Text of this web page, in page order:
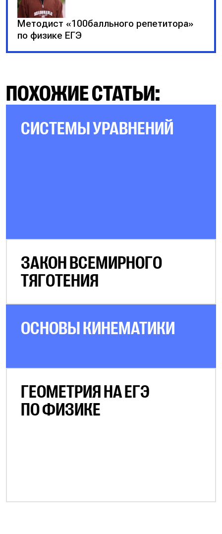
$2T = M(a+g)$
$M = \frac{2T}{g + a} = \frac{2F}{g
Ответ:7,2 кг.
Методист «100балльного репетитора»
по физике ЕГЭ
ПОХОЖИЕ СТАТЬИ:
СИСТЕМЫ УРАВНЕНИЙ
ЗАКОН ВСЕМИРНОГО
ТЯГОТЕНИЯ
ОСНОВЫ КИНЕМАТИКИ
ГЕОМЕТРИЯ НА ЕГЭ
ПО ФИЗИКЕ